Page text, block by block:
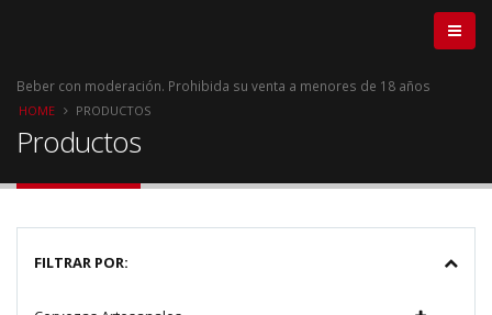
Beber con moderación. Prohibida su venta a menores de 18 años
HOME PRODUCTOS
Productos
FILTRAR POR: